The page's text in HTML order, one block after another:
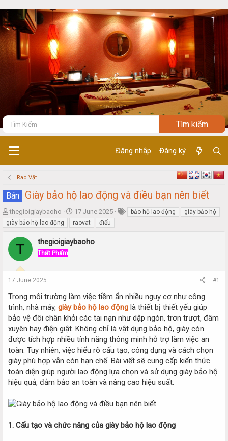
Đăng nhập Đăng ký
Rao Vặt
Bán Giày bảo hộ lao động và điều bạn nên biết
T
h
r
e
d
a
r
t
e
r
thegioigiaybaoho
S
t
a
r
17 June 2025 bảo hộ lao động
giày bảo hộ
giày bảo hộ lao động
raovat điếu
T thegioigiaybaoho
Thất Phẩm
17 June 2025 #1
Trong môi trường làm việc tiềm ẩn nhiều nguy cơ như công
trình, nhà máy, giày bảo hộ lao động là thiết bị thiết yếu giúp
bảo vệ đôi chân khỏi các tai nạn như dập ngón, trơn trượt, đâm
xuyên hay điện giật. Không chỉ là vật dụng bảo hộ, giày còn
được tích hợp nhiều tính năng thông minh hỗ trợ làm việc an
toàn. Tuy nhiên, việc hiểu rõ cấu tạo, công dụng và cách chọn
giày phù hợp vẫn còn hạn chế. Bài viết sẽ cung cấp kiến thức
toàn diện giúp người lao động lựa chọn và sử dụng giày bảo hộ
hiệu quả, đảm bảo an toàn và nâng cao hiệu suất.
1. Cấu tạo và chức năng của giày bảo hộ lao động